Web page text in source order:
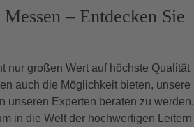
– Entdecken Sie
nur großen Wert auf höchste Qualität
auch die Möglichkeit bieten, unsere
unseren Experten beraten zu werden.
in die Welt der hochwertigen Leitern